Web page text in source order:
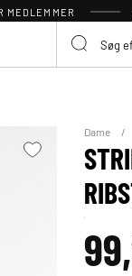
MEDLEMMER
Dame